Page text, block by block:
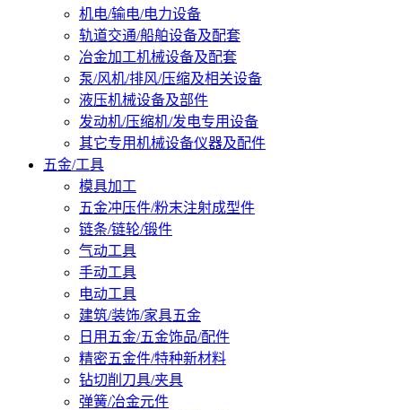
机电/输电/电力设备
轨道交通/船舶设备及配套
冶金加工机械设备及配套
泵/风机/排风/压缩及相关设备
液压机械设备及部件
发动机/压缩机/发电专用设备
其它专用机械设备仪器及配件
五金/工具
模具加工
五金冲压件/粉末注射成型件
链条/链轮/锻件
气动工具
手动工具
电动工具
建筑/装饰/家具五金
日用五金/五金饰品/配件
精密五金件/特种新材料
钻切削刀具/夹具
弹簧/冶金元件